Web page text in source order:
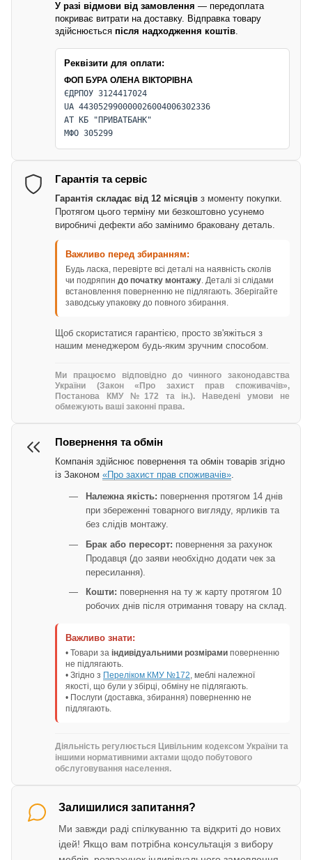
У разі відмови від замовлення — передоплата
покриває витрати на доставку. Відправка товару
здійснюється після надходження коштів.
Реквізити для оплати:
ФОП БУРА ОЛЕНА ВІКТОРІВНА
ЄДРПОУ 3124417024
UA 443052990000026004006302336
АТ КБ "ПРИВАТБАНК"
МФО 305299
Гарантія та сервіс
Гарантія складає від 12 місяців з моменту покупки.
Протягом цього терміну ми безкоштовно усунемо
виробничі дефекти або замінимо браковану деталь.
Важливо перед збиранням:
Будь ласка, перевірте всі деталі на наявність сколів
чи подряпин до початку монтажу. Деталі зі слідами
встановлення поверненню не підлягають. Зберігайте
заводську упаковку до повного збирання.
Щоб скористатися гарантією, просто зв'яжіться з
нашим менеджером будь-яким зручним способом.
Ми працюємо відповідно до чинного законодавства
України (Закон «Про захист прав споживачів»,
Постанова КМУ №172 та ін.). Наведені умови не
обмежують ваші законні права.
Повернення та обмін
Компанія здійснює повернення та обмін товарів згідно
із Законом «Про захист прав споживачів».
Належна якість: повернення протягом 14 днів
при збереженні товарного вигляду, ярликів та
без слідів монтажу.
Брак або пересорт: повернення за рахунок
Продавця (до заяви необхідно додати чек за
пересилання).
Кошти: повернення на ту ж карту протягом 10
робочих днів після отримання товару на склад.
Важливо знати:
• Товари за індивідуальними розмірами поверненню
не підлягають.
• Згідно з Переліком КМУ №172, меблі належної
якості, що були у збірці, обміну не підлягають.
• Послуги (доставка, збирання) поверненню не
підлягають.
Діяльність регулюється Цивільним кодексом України та
іншими нормативними актами щодо побутового
обслуговування населення.
Залишилися запитання?
Ми завжди раді спілкуванню та відкриті до нових
ідей! Якщо вам потрібна консультація з вибору